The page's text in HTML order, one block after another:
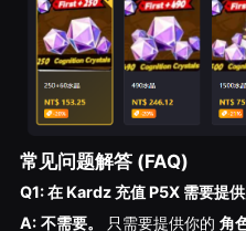
常见问题解答 (FAQ)
Q1: 在 Kardz 充值 P5X 需要提
A: 不需要。 只需要提供你的 角